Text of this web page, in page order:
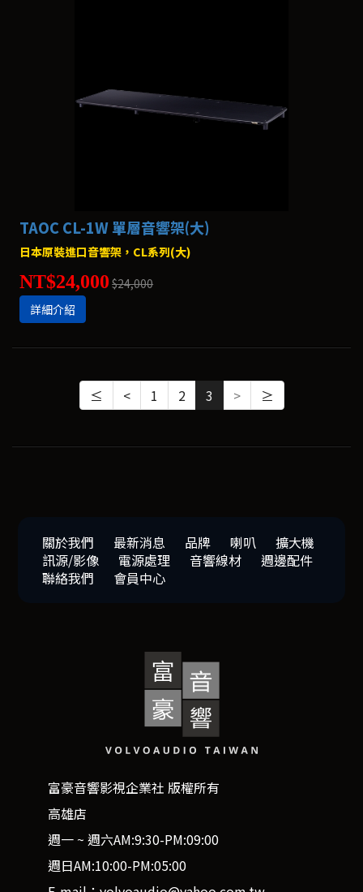
TAOC CL-1W 單層音響架(大)
日本原裝進口音響架，CL系列(大)
NT$24,000 $24,000
詳細介紹
≤ < 1 2 3 > ≥
關於我們 最新消息 品牌 喇叭
擴大機
訊源/影像
電源處理 音響線材
週邊配件
聯絡我們
會員中心
富豪音響影視企業社 版權所有
高雄店
週一 ~ 週六AM:9:30-PM:09:00
週日AM:10:00-PM:05:00